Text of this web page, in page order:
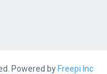
Powered by Freepi Inc